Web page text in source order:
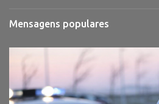
Mensagens populares